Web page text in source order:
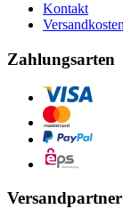
Kontakt
Versandkosten
Zahlungsarten
Versandpartner